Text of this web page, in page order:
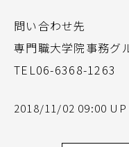
問い合わせ先
専門職大学院事務
TEL06-6368-1263
2018/11/02 09:00 UP